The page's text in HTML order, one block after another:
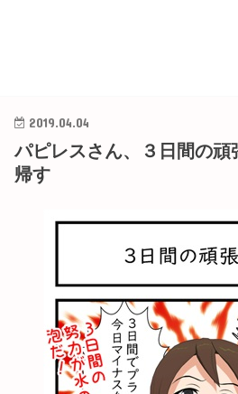
2019.04.04
パピレスさん、３日間の頑
帰す